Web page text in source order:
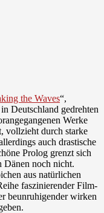
the Waves“,
Deutschland gedrehten
Werke
vollzieht durch starke
auch drastische
Prolog grenzt sich
Dänen noch nicht.
aus natürlichen
faszinierender Film-
beunruhigender wirken